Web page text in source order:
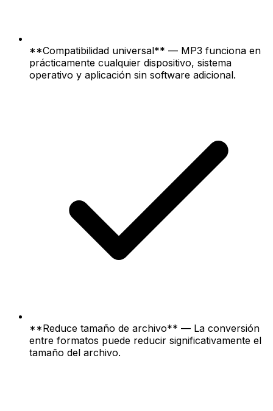
**Compatibilidad universal** — MP3 funciona en
prácticamente cualquier dispositivo, sistema
operativo y aplicación sin software adicional.
**Reduce tamaño de archivo** — La conversión
entre formatos puede reducir significativamente el
tamaño del archivo.